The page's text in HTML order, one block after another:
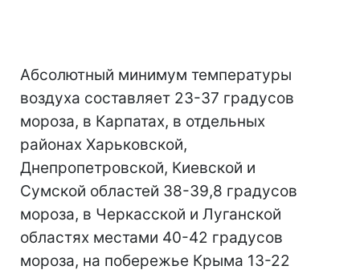
Абсолютный минимум температуры
воздуха составляет 23-37 градусов
мороза, в Карпатах, в отдельных
районах Харьковской,
Днепропетровской, Киевской и
Сумской областей 38-39,8 градусов
мороза, в Черкасской и Луганской
областях местами 40-42 градусов
мороза, на побережье Крыма 13-22